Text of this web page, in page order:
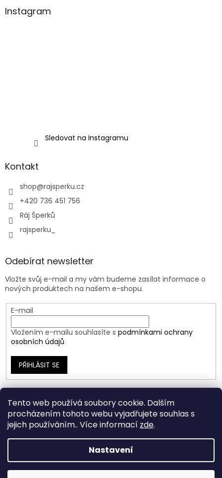
Tento web používá soubory cookie. Dalším
procházením tohoto webu vyjadřujete souhlas s
jejich používáním.. Více informací zde.
Nastavení
Instagram
Sledovat na Instagramu
Kontakt
shop@rajsperku.cz
+420 736 451 756
Ráj Šperků
rajsperku_
Odebírat newsletter
Vložte svůj e-mail a my vám budeme zasílat informace o
nových produktech na našem e-shopu.
E-mail
Vložením e-mailu souhlasíte s podmínkami ochrany
osobních údajů
PŘIHLÁSIT SE
Vytvořil Shoptet